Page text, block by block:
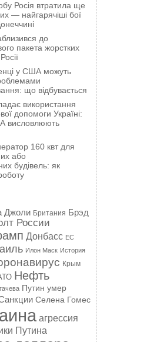
Росія втратила ще
— найгарячіші бої
до
пакета жорстких
у США можуть
що відбувається
використання
допомоги Україні:
висловлюють
160 квт для
або
будівель: як
Джоли Британия Брэд
России
Донбасс ЕС
Илон Маск История
Крым
Нефть
Путин умер
Селена Гомес
агрессия
Путина